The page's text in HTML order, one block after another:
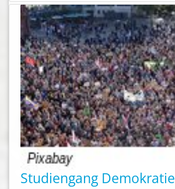
Studiengang Demokratie